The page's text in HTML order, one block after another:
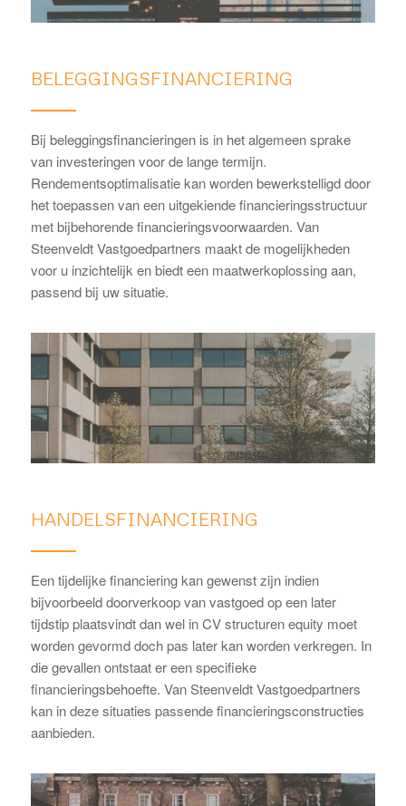
BELEGGINGSFINANCIERING
Bij beleggingsfinancieringen is in het algemeen sprake
van investeringen voor de lange termijn.
Rendementsoptimalisatie kan worden bewerkstelligd door
het toepassen van een uitgekiende financieringsstructuur
met bijbehorende financieringsvoorwaarden. Van
Steenveldt Vastgoedpartners maakt de mogelijkheden
voor u inzichtelijk en biedt een maatwerkoplossing aan,
passend bij uw situatie.
HANDELSFINANCIERING
Een tijdelijke financiering kan gewenst zijn indien
bijvoorbeeld doorverkoop van vastgoed op een later
tijdstip plaatsvindt dan wel in CV structuren equity moet
worden gevormd doch pas later kan worden verkregen. In
die gevallen ontstaat er een specifieke
financieringsbehoefte. Van Steenveldt Vastgoedpartners
kan in deze situaties passende financieringsconstructies
aanbieden.